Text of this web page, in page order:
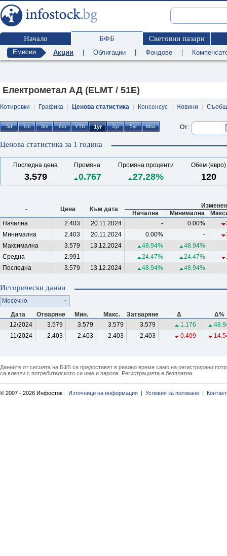
Начало БФБ Световни пазари
Емисии Акции Облигации Фондове
Електрометал АД (ELMT / 51E)
Котировки Графика Ценова статистика Консенсус Новини
От:
Ценова статистика за 1 година
Последна цена Промяна Промяна проценти Обем (евро)
3.579 0.767 27.28% 120
- Цена Към дата
Начална
Минимална
Начална
2.403 20.11.2024 - 0.00%
Минимална
2.403 20.11.2024 0.00% -
Максимална
3.579 13.12.2024 48.94%
48.94%
Средна
2.991 - 24.47% 24.47%
Последна
3.579 13.12.2024 48.94% 48.94%
Исторически данни
Месечно
Дата
Отваряне Мин. Макс. Затваряне Δ
Δ%
12/2024
3.579 3.579 3.579 3.579 1.176
11/2024
2.403 2.403 2.403 2.403 0.409
Данните от сесията на БФБ се предоставят в реално време само на регистрирани
са влезли с потребителското си име и парола. Регистрацията е безплатна.
© 2007 - 2026 Инфосток Източници на информация | Условия за ползване |